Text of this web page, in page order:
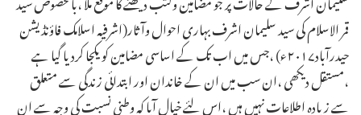
قمر الاسلام کی سید سلیمان اشرف بہاری احوال وآثار(اشرفیہ اسلامک فاؤنڈیشن
حیدرآباد۲۰۱۷ء) ،جس میں اب تک کے اساسی مضامین کو یکجا کردیا گیا ہے
،مستقل دیکھی ،ان سب میں ان کے خاندان اور ابتدائی زندگی سے متعلق
سے زیادہ اطلاعات نہیں ہیں ،اس لئے خیال آیا کہ وطنی نسبت کی وجہ سے ان